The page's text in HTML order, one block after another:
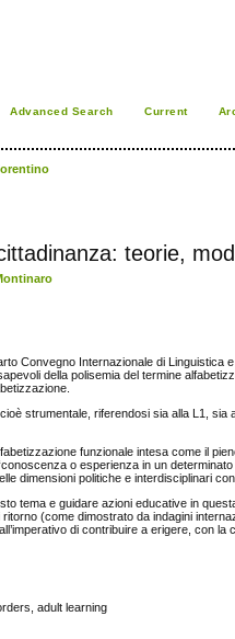
Advanced Search Current
teorie,
Convegno Internazionale di Linguistica
della polisemia del termine
strumentale, riferendosi sia alla L1,
funzionale intesa come il
o esperienza in un
dimensioni politiche e interdisciplinari
tema e guidare azioni educative in
(come dimostrato da indagini
di contribuire a erigere, con
adult learning